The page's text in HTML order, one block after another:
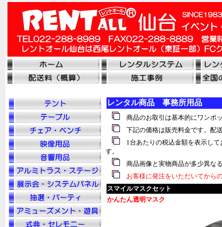
レンタル商品 事務所用品
商品のお取引は基本的にワンボ
下記の価格は販売料金です。配
1台あたりの税込金額を表示して
す。
商品画像と実物商品が多少異な
お客様に発注をいただいてから
スマイルマスクセット
かんたん透明マスク